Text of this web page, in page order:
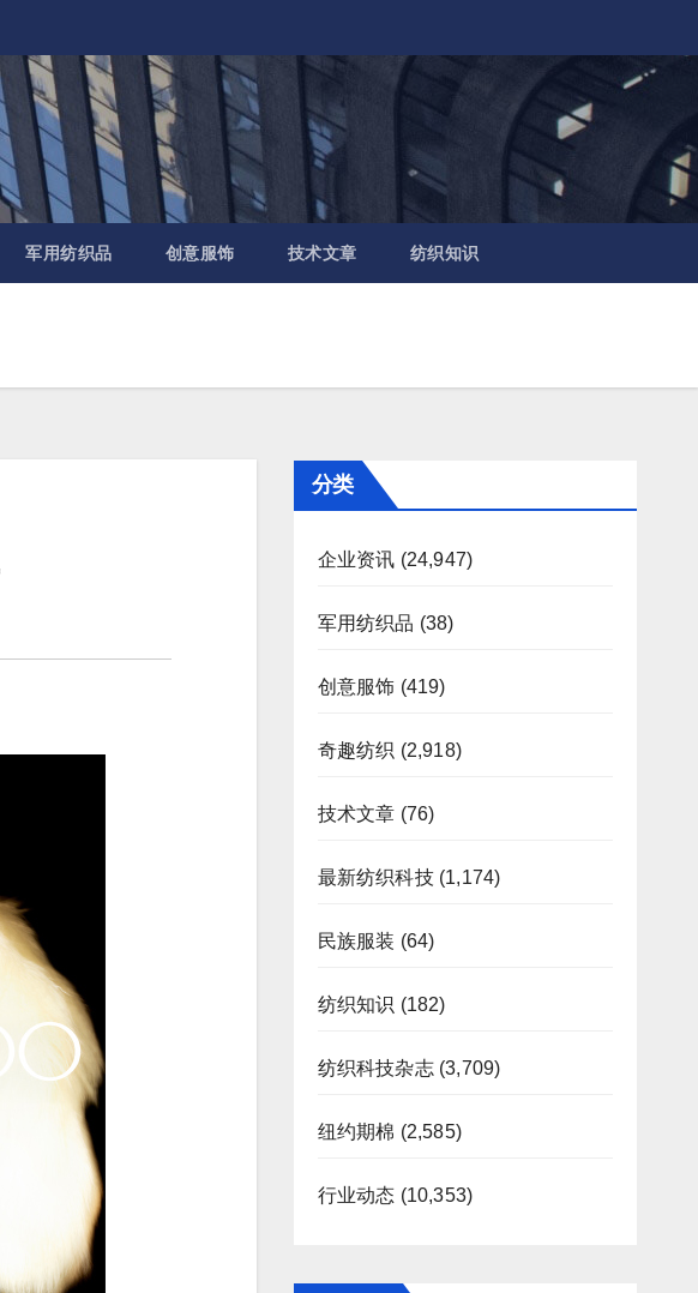
军用纺织品 创意服饰 技术文章 纺织知识
分类
企业资讯 (24,947)
军用纺织品 (38)
创意服饰 (419)
奇趣纺织 (2,918)
技术文章 (76)
最新纺织科技(1,174)
民族服装 (64)
纺织知识 (182)
纺织科技杂志(3,709)
纽约期棉 (2,585)
行业动态 (10,353)